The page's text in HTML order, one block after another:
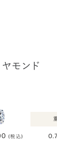
ヤモンド
(税込)